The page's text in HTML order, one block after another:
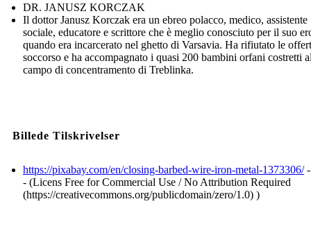
DR. JANUSZ KORCZAK
Il dottor Janusz Korczak era un ebreo polacco, medico, assistente
sociale, educatore e scrittore che è meglio conosciuto per il suo
quando era incarcerato nel ghetto di Varsavia. Ha rifiutato le
soccorso e ha accompagnato i quasi 200 bambini orfani costretti
campo di concentramento di Treblinka.
Billede Tilskrivelser
https://pixabay.com/en/closing-barbed-wire-iron-metal-1373306/-
- (Licens Free for Commercial Use / No Attribution Required
(https://creativecommons.org/publicdomain/zero/1.0) )